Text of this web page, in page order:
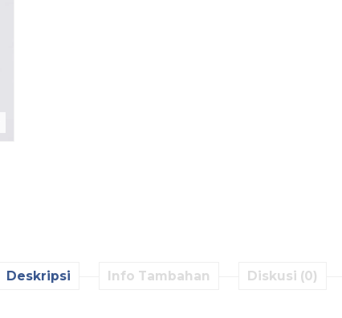
Deskripsi Info Tambahan Diskusi (0)